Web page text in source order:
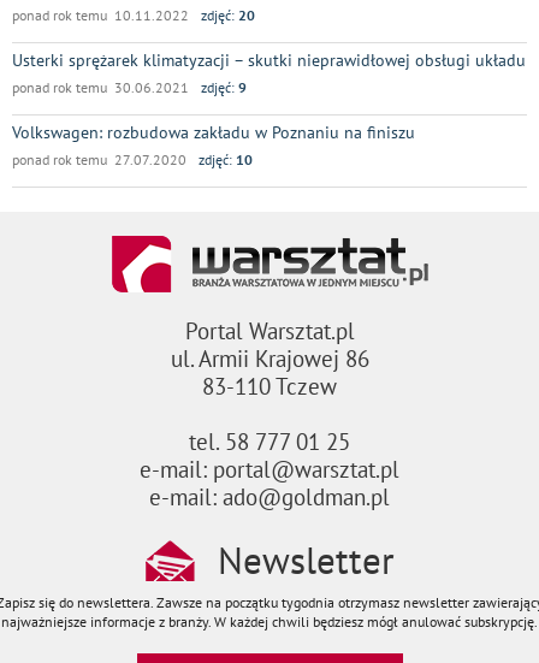
ponad rok temu 10.11.2022 zdjęć: 20
Usterki sprężarek klimatyzacji – skutki nieprawidłowej obsługi układu
ponad rok temu 30.06.2021 zdjęć: 9
Volkswagen: rozbudowa zakładu w Poznaniu na finiszu
ponad rok temu 27.07.2020 zdjęć: 10
Portal Warsztat.pl
ul. Armii Krajowej 86
83-110 Tczew
tel. 58 777 01 25
e-mail: portal@warsztat.pl
e-mail: ado@goldman.pl
Newsletter
się do newslettera. Zawsze na początku tygodnia otrzymasz newsletter
najważniejsze informacje z branży. W każdej chwili będziesz mógł anulować subskrypcję.